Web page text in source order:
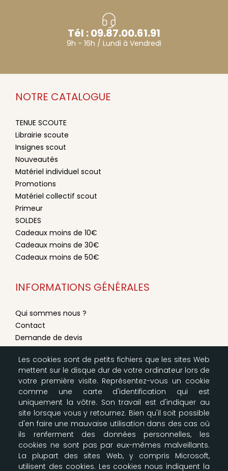
Les cookies sont de petits fichiers que les sites Web
mettent sur le disque dur de votre ordinateur lors de
votre première visite. Représentez-vous un cookie
comme une carte d'identification qui est
uniquement la vôtre. Son travail est d'indiquer au
site lorsque vous y retournez. Bien qu'il soit possible
d'en faire une mauvaise utilisation dans des cas où
ils renferment des données personnelles, les
cookies ne sont pas par eux-mêmes malveillants.
La plupart des sites Web, y compris Microsoft,
utilisent des cookies. Les cookies nous indiquent la
Tél : 09.87.00.61.91
9h - 16h / Lundi à Vendredi
NOTRE CATALOGUE
TENUE SCOUTE
Librairie scoute
Insignes scout
Nouveautés
Matériel individuel scout
Promotions
Matériel collectif scout
Primeur
SOLDES
Cadeaux moins de 10€
Cadeaux moins de 30€
Cadeaux moins de 50€
INFORMATIONS GÉNÉRALES
Qui sommes nous ?
Contact
Demande de devis
Mentions légales
Modes de livraison & paiement
Configurer les cookies
Plan du site
LA BOUTIQUE SCOUTE
Nos entrepôts
164-166 Av Joseph Kessel